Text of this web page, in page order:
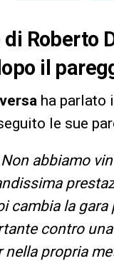
Roberto
il
ha parlato
le sue
Non abbiamo
cambia la
contro
nella propria